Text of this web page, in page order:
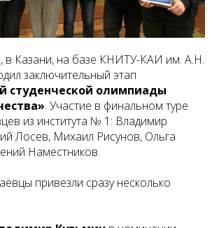
в Казани, на базе КНИТУ-КАИ им. А.Н.
заключительный этап
студенческой олимпиады
. Участие в финальном туре
из института № 1: Владимир
Лосев, Михаил Рисунов, Ольга
Наместников.
привезли сразу несколько